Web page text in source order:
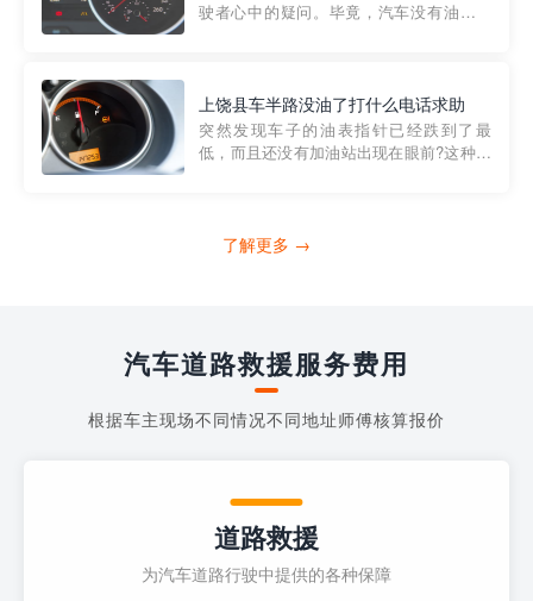
驶者心中的疑问。毕竟，汽车没有油就无
越者小程序是一款专门解决汽车没油问题
的在线服务平台。通过...
上饶县车半路没油了打什么电话求助
突然发现车子的油表指针已经跌到了最
低，而且还没有加油站出现在眼前?这种情
打4006363122请求送油人员来帮助你。
了解更多 →
汽车道路救援服务费用
根据车主现场不同情况不同地址师傅核算报价
道路救援
为汽车道路行驶中提供的各种保障